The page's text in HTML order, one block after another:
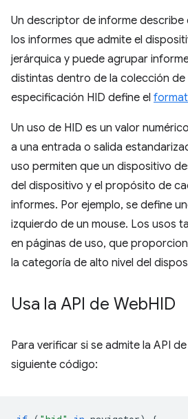
Un descriptor de informe
los informes que admite el
jerárquica y puede agrupar
distintas dentro de la colección de
especificación HID define el
Un uso de HID es un valor
a una entrada o salida
uso permiten que un dispositivo
del dispositivo y el propósito de
informes. Por ejemplo, se define
izquierdo de un mouse. Los usos
en páginas de uso, que
la categoría de alto nivel del
Usa la API de WebHID
Para verificar si se admite la API
siguiente código: